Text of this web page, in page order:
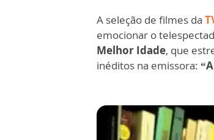
A seleção de filmes da
emocionar o
Melhor Idade, que
inéditos na emissora: